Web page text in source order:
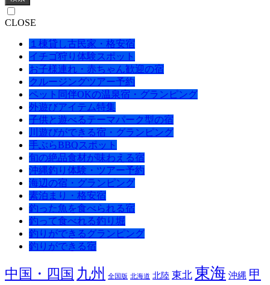
CLOSE
１棟貸し古民家・格安宿
イチゴ狩り体験スポット
お子様連れ・赤ちゃん歓迎の宿
クルージングツアー予約
ペット同伴OKの温泉宿・グランピング
外遊びアイテム特集
子供と遊べるテーマパーク型の宿
川遊びができる宿・グランピング
手ぶらBBQスポット
旬の絶品食材が味わえる宿
沖縄釣り体験・ツアー予約
海辺の宿・グランピング
素泊まり・格安宿
釣った魚を食べられる宿
釣って食べれる釣り堀
釣りができるグランピング
釣りができる宿
中国・四国 九州 全国版 北海道 北陸 東北 東海 沖縄 甲